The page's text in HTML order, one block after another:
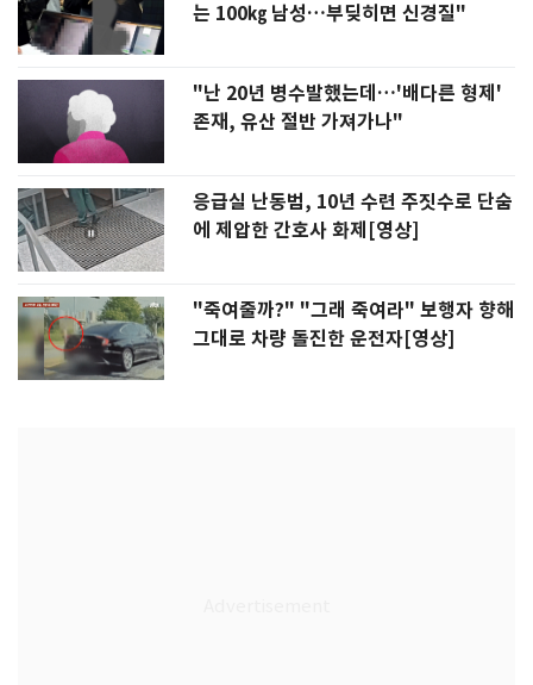
는 100㎏ 남성…부딪히면 신경질"
"난 20년 병수발했는데…'배다른 형제'
존재, 유산 절반 가져가나"
응급실 난동범, 10년 수련 주짓수로 단숨
에 제압한 간호사 화제[영상]
"죽여줄까?" "그래 죽여라" 보행자 향해
그대로 차량 돌진한 운전자[영상]